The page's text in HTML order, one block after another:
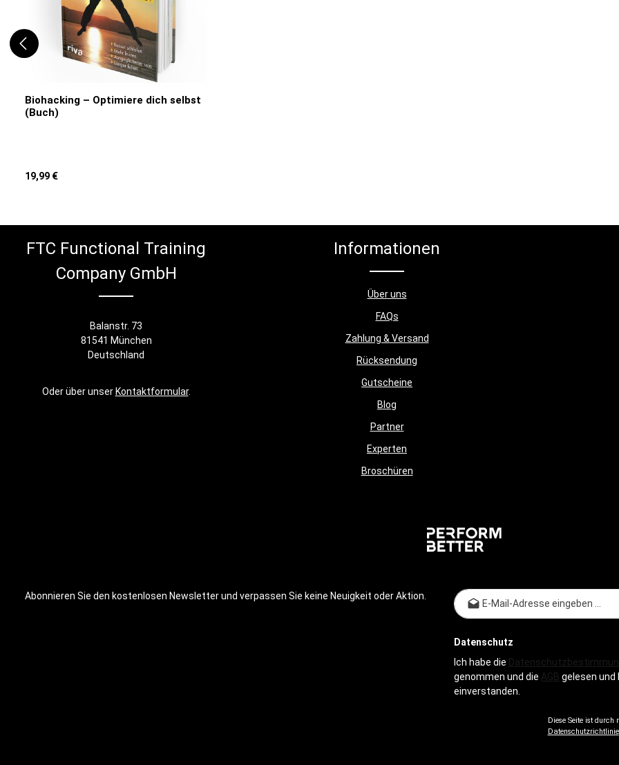
Biohacking – Optimiere dich selbst
(Buch)
Regulärer Preis:
19,99 €
In den Warenkorb
FTC Functional Training
Company GmbH
Balanstr. 73
81541 München
Deutschland
Oder über unserKontaktformular.
Informationen
Über uns
FAQs
Zahlung & Versand
Rücksendung
Gutscheine
Blog
Partner
Experten
Broschüren
Abonnieren Sie den kostenlosen Newsletter und verpassen Sie keine Neuigkeit oder Aktion.
Datenschutz
Ich habe die
genommen und die AGB gelesen und
einverstanden.
Diese Seite ist durch
Datenschutzrichtlinie